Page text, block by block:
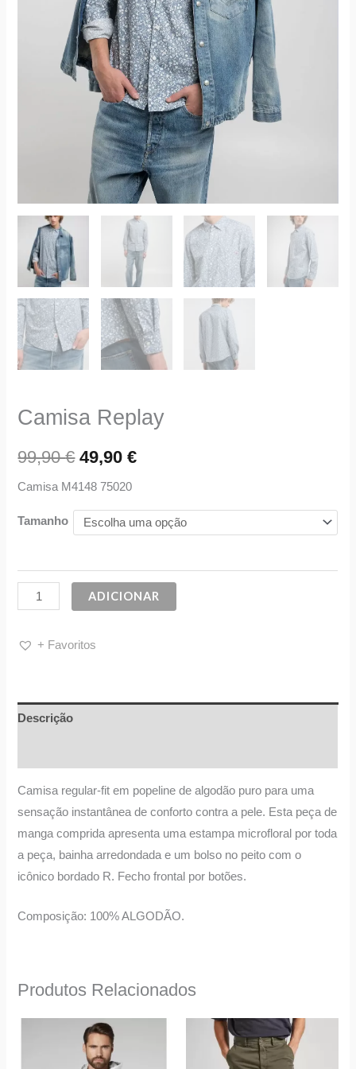
Camisa Replay
99,90€ 49,90€
Camisa M4148 75020
Tamanho
ADICIONAR
+ Favoritos
Descrição
Camisa regular-fit em popeline de algodão puro para uma
sensação instantânea de conforto contra a pele. Esta peça de
manga comprida apresenta uma estampa microfloral por toda
a peça, bainha arredondada e um bolso no peito com o
icônico bordado R. Fecho frontal por botões.
Composição: 100% ALGODÃO.
Produtos Relacionados
O
preço
original
era:
O
preço
atual
é:
This
product